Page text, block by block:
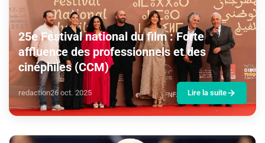
25e Festival national du film : Forte
affluence des professionnels et des
cinéphiles (CCM)
redaction26 oct. 2025 Lire la suite